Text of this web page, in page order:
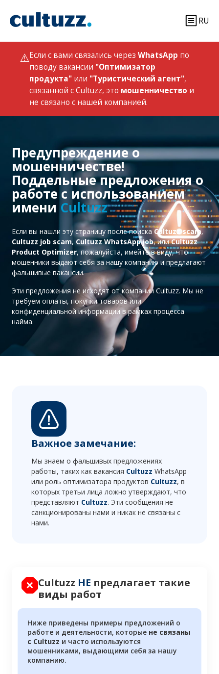
RU
⚠️Если с вами связались через WhatsApp по
поводу вакансии "Оптимизатор
продукта" или "Туристический агент",
связанной с Cultuzz, это мошенничество и
не связано с нашей компанией.
Предупреждение о
мошенничестве!
Поддельные предложения о
работе с использованием
имени Cultuzz
Если вы нашли эту страницу после поиска Cultuzz scam,
Cultuzz job scam, Cultuzz WhatsApp job, илиCultuzz
Product Optimizer, пожалуйста, имейте в виду, что
мошенники выдают себя за нашу компанию и предлагают
фальшивые вакансии.
Эти предложения не исходят от компании Cultuzz. Мы не
требуем оплаты, покупки товаров или
конфиденциальной информации в рамках процесса
найма.
Важное замечание:
Мы знаем о фальшивых предложениях
работы, таких как вакансия Cultuzz WhatsApp
или роль оптимизатора продуктов Cultuzz, в
которых третьи лица ложно утверждают, что
представляют Cultuzz. Эти сообщения не
санкционированы нами и никак не связаны с
нами.
Cultuzz НЕ предлагает такие
виды работ
Ниже приведены примеры предложений о
работе и деятельности, которые не связаны
с Cultuzz и часто используются
мошенниками, выдающими себя за нашу
компанию.